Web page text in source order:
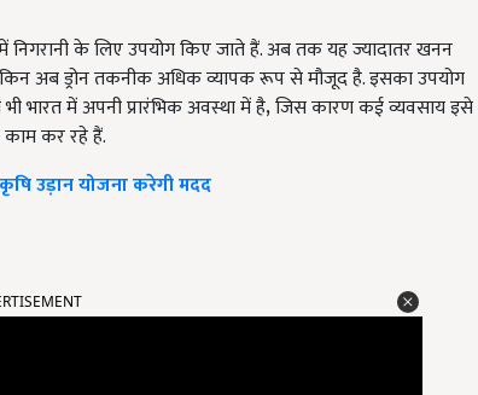
में निगरानी के लिए उपयोग किए जाते हैं. अब तक यह ज्यादातर खनन
अब ड्रोन तकनीक अधिक व्यापक रूप से मौजूद है. इसका उपयोग
भारत में अपनी प्रारंभिक अवस्था में है,जिस कारण कई व्यवसाय इसे
कर रहे हैं.
उड़ान योजना करेगी मदद